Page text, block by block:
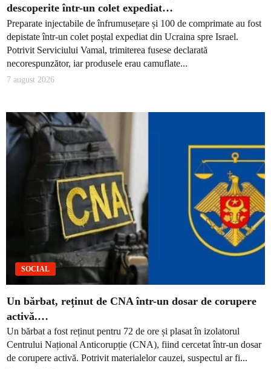
descoperite într-un colet expediat…
Preparate injectabile de înfrumusețare și 100 de comprimate au fost
depistate într-un colet poștal expediat din Ucraina spre Israel.
Potrivit Serviciului Vamal, trimiterea fusese declarată
necorespunzător, iar produsele erau camuflate...
7 august 2026
SOCIAL
Un bărbat, reținut de CNA într-un dosar de corupere
activă.…
Un bărbat a fost reținut pentru 72 de ore și plasat în izolatorul
Centrului Național Anticorupție (CNA), fiind cercetat într-un dosar
de corupere activă. Potrivit materialelor cauzei, suspectul ar fi...